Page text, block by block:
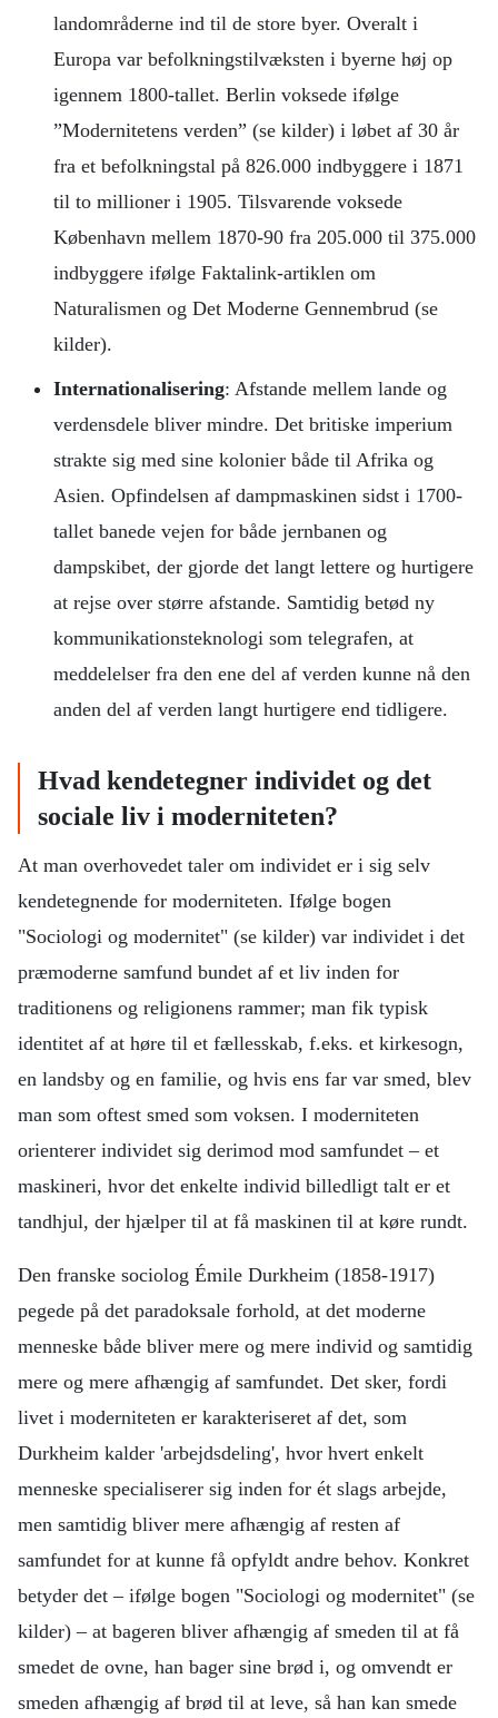
landområderne ind til de store byer. Overalt i
Europa var befolkningstilvæksten i byerne høj op
igennem 1800-tallet. Berlin voksede ifølge
”Modernitetens verden” (se kilder) i løbet af 30 år
fra et befolkningstal på 826.000 indbyggere i 1871
til to millioner i 1905. Tilsvarende voksede
København mellem 1870-90 fra 205.000 til 375.000
indbyggere ifølge Faktalink-artiklen om
Naturalismen og Det Moderne Gennembrud (se
kilder).
Internationalisering: Afstande mellem lande og
verdensdele bliver mindre. Det britiske imperium
strakte sig med sine kolonier både til Afrika og
Asien. Opfindelsen af dampmaskinen sidst i 1700-
tallet banede vejen for både jernbanen og
dampskibet, der gjorde det langt lettere og hurtigere
at rejse over større afstande. Samtidig betød ny
kommunikationsteknologi som telegrafen, at
meddelelser fra den ene del af verden kunne nå den
anden del af verden langt hurtigere end tidligere.
Hvad kendetegner individet og det
sociale liv i moderniteten?
At man overhovedet taler om individet er i sig selv
kendetegnende for moderniteten. Ifølge bogen
"Sociologi og modernitet" (se kilder) var individet i det
præmoderne samfund bundet af et liv inden for
traditionens og religionens rammer; man fik typisk
identitet af at høre til et fællesskab, f.eks. et kirkesogn,
en landsby og en familie, og hvis ens far var smed, blev
man som oftest smed som voksen. I moderniteten
orienterer individet sig derimod mod samfundet – et
maskineri, hvor det enkelte individ billedligt talt er et
tandhjul, der hjælper til at få maskinen til at køre rundt.
Den franske sociolog Émile Durkheim (1858-1917)
pegede på det paradoksale forhold, at det moderne
menneske både bliver mere og mere individ og samtidig
mere og mere afhængig af samfundet. Det sker, fordi
livet i moderniteten er karakteriseret af det, som
Durkheim kalder 'arbejdsdeling', hvor hvert enkelt
menneske specialiserer sig inden for ét slags arbejde,
men samtidig bliver mere afhængig af resten af
samfundet for at kunne få opfyldt andre behov. Konkret
betyder det – ifølge bogen "Sociologi og modernitet" (se
kilder) – at bageren bliver afhængig af smeden til at få
smedet de ovne, han bager sine brød i, og omvendt er
smeden afhængig af brød til at leve, så han kan smede